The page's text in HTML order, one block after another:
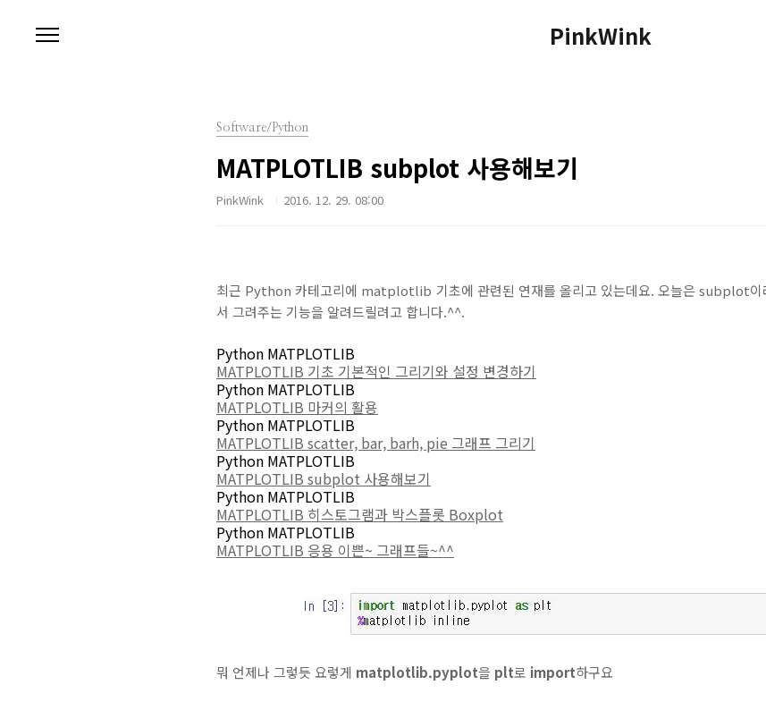
PinkWink
Software/Python
MATPLOTLIB subplot 사용해보기
PinkWink 2016. 12. 29. 08:00
최근 Python 카테고리에 matplotlib 기초에 관련된 연재를 올리고 있는데요. 오늘은 subplot이
서 그려주는 기능을 알려드릴려고 합니다.^^.
Python MATPLOTLIB
MATPLOTLIB 기초 기본적인 그리기와 설정 변경하기
Python MATPLOTLIB
MATPLOTLIB 마커의 활용
Python MATPLOTLIB
MATPLOTLIB scatter, bar, barh, pie 그래프 그리기
Python MATPLOTLIB
MATPLOTLIB subplot 사용해보기
Python MATPLOTLIB
MATPLOTLIB 히스토그램과 박스플롯 Boxplot
Python MATPLOTLIB
MATPLOTLIB 응용 이쁜~ 그래프들~^^
뭐 언제나 그렇듯 요렇게 matplotlib.pyplot을 plt로 import하구요